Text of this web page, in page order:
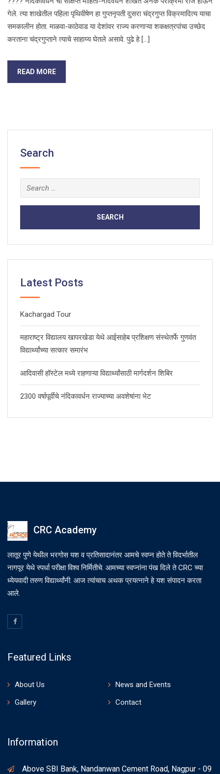
गेले. त्या शाखेतील पहिला पृथिवीषेण हा गुप्तनृपती दुसरा चंद्रगुप्त विक्रमादित्य याचा
समकालीन होता. माळवा-काठेवाड या देशांवर राज्य करणाऱ्या शकक्षत्रपांचा उच्छेद
करताना चंद्रगुप्ताने त्याचे साहाय्य घेतले असावे. पुढे हे […]
READ MORE
Search
Search
for:
Latest Posts
Kachargad Tour
महाराष्ट्र विद्यालय खापरखेडा येथे आईसाहेब प्रशिक्षण संस्थेतर्फे गुणवंत
विद्यार्थ्यांच्या सत्कार समारंभ
आदिवासी हॉस्टेल मध्ये राहणाऱ्या विद्यार्थ्यांसाठी मार्गदर्शन शिबिर
2300 वर्षापूर्वीचे नंदिकावर्धन राज्याच्या अवशेषांना भेट
CRC Academy
लातूर पुणे येथील भरगोस यश व प्रतिसादानंतर आमचे स्वप्न होते ते विदर्भातील
नागपूर येथे स्पर्धा परीक्षा विश्व निर्मितीचे. आमच्या स्वप्नांना पंख दिले ते CRC च्या
ध्येयवादी तरुण विद्यार्थ्यांनी. आज त्यांचाच अथक प्रयत्नाने हे यश संपादन करता
आले.
Featured Links
About Us
News and Events
Gallery
Contact
Information
Above SBI Bank, Nandanwan Cement Road, Nagpur - 09